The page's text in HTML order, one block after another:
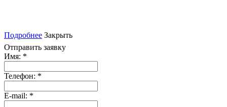
Подробнее Закрыть
Отправить заявку
Имя: *
Телефон: *
E-mail: *